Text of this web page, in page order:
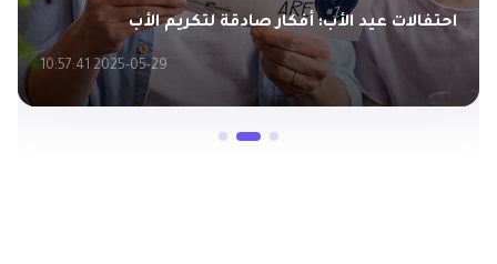
احتفالات عيد الأب: أفكار صادقة لتكريم الأب
2025-05-29 10:57:41